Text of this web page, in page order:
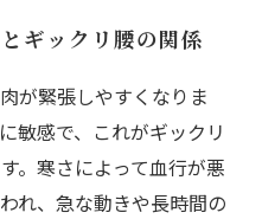
ギックリ腰の関係
が緊張しやすくなりま
敏感で、これがギックリ
。寒さによって血行が悪
れ、急な動きや長時間の